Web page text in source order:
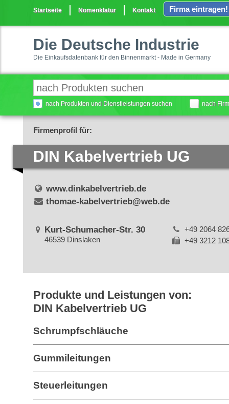
Startseite Nomenklatur Kontakt Firma eintragen!
Die Deutsche Industrie
Die Einkaufsdatenbank für den Binnenmarkt - Made in Germany
nach Produkten und Dienstleistungen suchen nach
Firmenprofil für:
DIN Kabelvertrieb UG
www.dinkabelvertrieb.de
thomae-kabelvertrieb@web.de
Kurt-Schumacher-Str. 30
46539 Dinslaken
+49 2064
+49 3212
Produkte und Leistungen von:
DIN Kabelvertrieb UG
Schrumpfschläuche
Gummileitungen
Steuerleitungen